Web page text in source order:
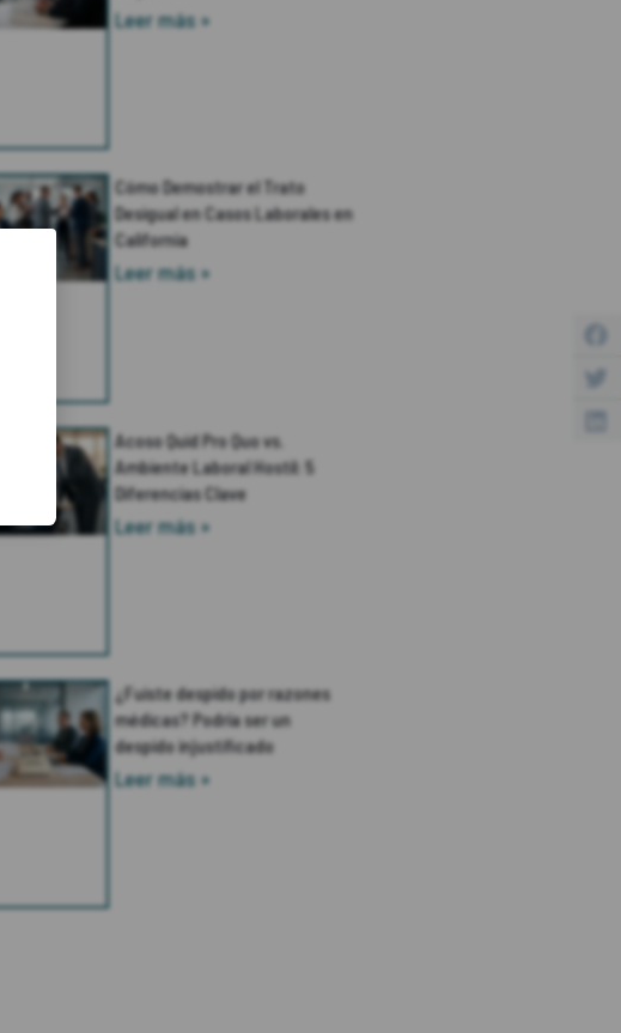
Leer más »
Cómo Demostrar el Trato
Desigual en Casos Laborales en
California
Leer más »
Acoso Quid Pro Quo vs.
Ambiente Laboral Hostil: 5
Diferencias Clave
Leer más »
¿Fuiste despido por razones
médicas? Podría ser un
despido injustificado
Leer más »